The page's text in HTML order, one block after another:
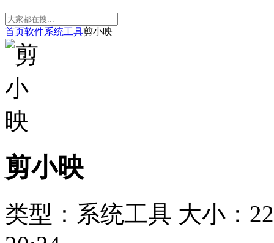
首页软件系统工具剪小映
剪小映
类型：系统工具 大小：